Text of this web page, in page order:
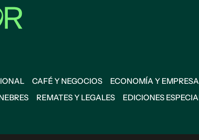
CAFÉ Y NEGOCIOS ECONOMÍA Y
REMATES Y LEGALES EDICIONES